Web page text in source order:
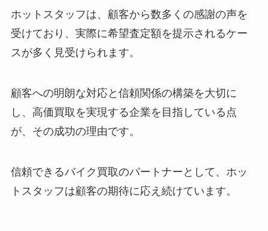
ホットスタッフは、顧客から数多くの感謝の声を
受けており、実際に希望査定額を提示されるケー
スが多く見受けられます。
顧客への明朗な対応と信頼関係の構築を大切に
し、高価買取を実現する企業を目指している点
が、その成功の理由です。
信頼できるバイク買取のパートナーとして、ホッ
トスタッフは顧客の期待に応え続けています。